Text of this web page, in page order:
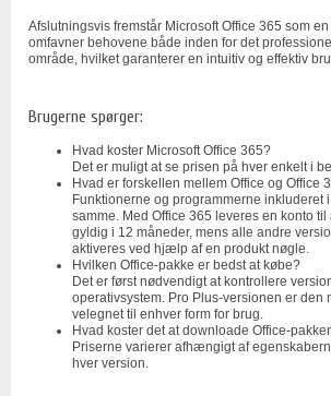
Afslutningsvis fremstår Microsoft Office 365 som
omfavner behovene både inden for det
område, hvilket garanterer en intuitiv og effektiv
Brugerne spørger:
Hvad koster Microsoft Office 365?
Det er muligt at se prisen på hver enkelt i
Hvad er forskellen mellem Office og Office
Funktionerne og programmerne inkluderet
samme. Med Office 365 leveres en konto
gyldig i 12 måneder, mens alle andre
aktiveres ved hjælp af en produkt nøgle.
Hvilken Office-pakke er bedst at købe?
Det er først nødvendigt at kontrollere
operativsystem. Pro Plus-versionen er den
velegnet til enhver form for brug.
Hvad koster det at downloade Office-
Priserne varierer afhængigt af
hver version.